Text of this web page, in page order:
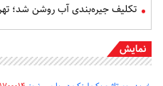
تکلیف جیره‌بندی آب روشن شد؛
نمایش